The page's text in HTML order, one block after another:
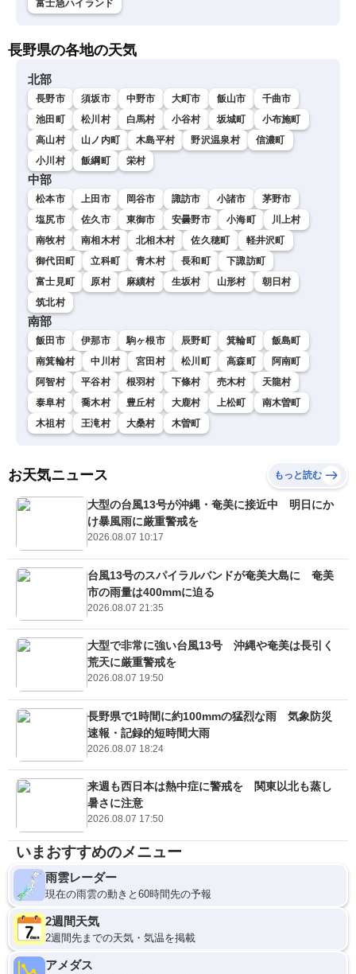
富士急ハイランド
長野県の各地の天気
北部
長野市 須坂市 中野市 大町市 飯山市
千曲市
池田町
松川村 白馬村 小谷村 坂城町
小布施町
高山村
山ノ内町 木島平村 野沢温泉村
信濃町
小川村
飯綱町 栄村
中部
松本市 上田市 岡谷市 諏訪市 小諸市
茅野市
塩尻市
佐久市 東御市 安曇野市 小海町
川上村
南牧村
南相木村 北相木村 佐久穂町
軽井沢町
御代田町
立科町 青木村 長和町
下諏訪町
富士見町
原村 麻績村 生坂村 山形村
朝日村
筑北村
南部
飯田市 伊那市 駒ヶ根市 辰野町 箕輪町
飯島町
南箕輪村
中川村 宮田村 松川町 高森町
阿南町
阿智村
平谷村 根羽村 下條村 売木村
天龍村
泰阜村
喬木村 豊丘村 大鹿村 上松町
南木曽町
木祖村
王滝村 大桑村 木曽町
お天気ニュース もっと読む
大型の台風13号が沖縄・奄美に接近中 明日にか
け暴風雨に厳重警戒を
2026.08.07 10:17
台風13号のスパイラルバンドが奄美大島に 奄美
市の雨量は400mmに迫る
2026.08.07 21:35
大型で非常に強い台風13号 沖縄や奄美は長引く
荒天に厳重警戒を
2026.08.07 19:50
長野県で1時間に約100mmの猛烈な雨 気象防災
速報・記録的短時間大雨
2026.08.07 18:24
来週も西日本は熱中症に警戒を 関東以北も蒸し
暑さに注意
2026.08.07 17:50
いまおすすめのメニュー
雨雲レーダー
現在の雨雲の動きと60時間先の予報
2週間天気
2週間先までの天気・気温を掲載
アメダス